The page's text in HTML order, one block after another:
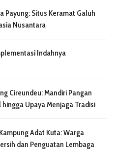
Payung: Situs Keramat Galuh
Nusantara
Indahnya
Cireundeu: Mandiri Pangan
Upaya Menjaga Tradisi
Adat Kuta: Warga
dan Penguatan Lembaga